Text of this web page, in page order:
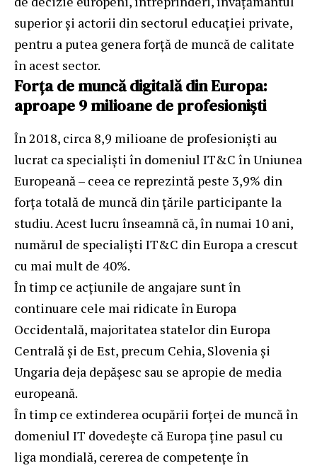
superior și actorii din sectorul educației private,
pentru a putea genera forță de muncă de calitate
în acest sector.
Forța de muncă digitală din Europa:
aproape 9 milioane de profesioniști
În 2018, circa 8,9 milioane de profesioniști au
lucrat ca specialiști în domeniul IT&C în Uniunea
Europeană – ceea ce reprezintă peste 3,9% din
forța totală de muncă din țările participante la
studiu. Acest lucru înseamnă că, în numai 10 ani,
numărul de specialiști IT&C din Europa a crescut
cu mai mult de 40%.
În timp ce acțiunile de angajare sunt în
continuare cele mai ridicate în Europa
Occidentală, majoritatea statelor din Europa
Centrală și de Est, precum Cehia, Slovenia și
Ungaria deja depășesc sau se apropie de media
europeană.
În timp ce extinderea ocupării forței de muncă în
domeniul IT dovedește că Europa ține pasul cu
liga mondială, cererea de competențe în